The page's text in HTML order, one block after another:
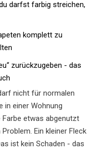
darfst farbig streichen,
komplett zu
zurückzugeben - das
nicht für normalen
in einer Wohnung
etwas abgenutzt
Ein kleiner Fleck
ist kein Schaden - das